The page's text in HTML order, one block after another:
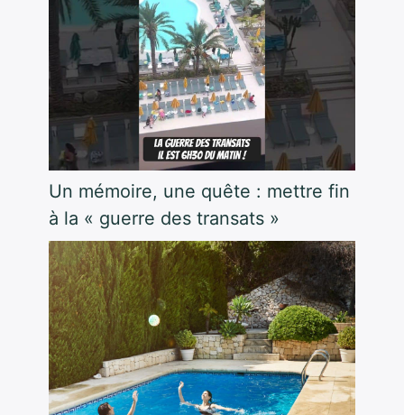
Un mémoire, une quête : mettre fin
à la « guerre des transats »